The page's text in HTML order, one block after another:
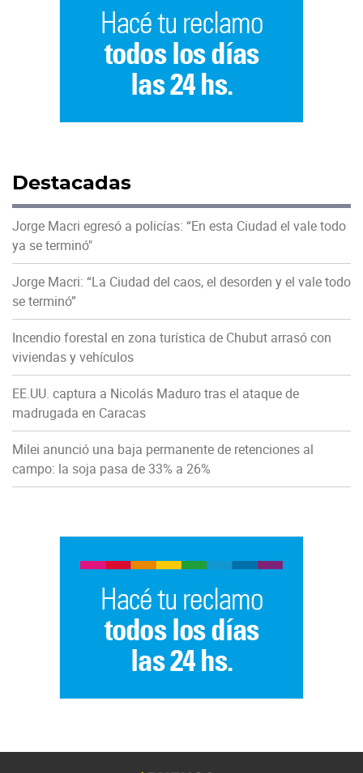
Destacadas
Jorge Macri egresó a policías: “En esta Ciudad el vale todo
ya se terminó"
Jorge Macri: “La Ciudad del caos, el desorden y el vale todo
se terminó”
Incendio forestal en zona turística de Chubut arrasó con
viviendas y vehículos
EE.UU. captura a Nicolás Maduro tras el ataque de
madrugada en Caracas
Milei anunció una baja permanente de retenciones al
campo: la soja pasa de 33% a 26%